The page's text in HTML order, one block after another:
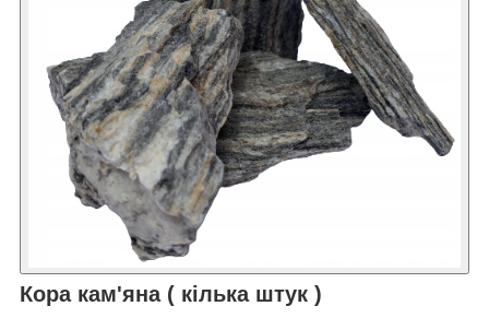
Кора кам'яна ( кілька штук )